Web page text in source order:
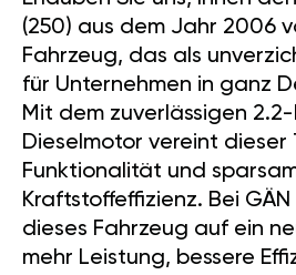
(250) aus dem Jahr 2006
Fahrzeug, das als
für Unternehmen in ganz
Mit dem zuverlässigen
Dieselmotor vereint dieser
Funktionalität und
Kraftstoffeffizienz. Bei
dieses Fahrzeug auf ein
mehr Leistung, bessere